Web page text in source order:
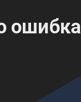
ошибка